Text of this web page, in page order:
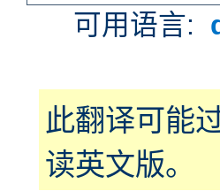
可用语言:
此翻译可能
读英文版。